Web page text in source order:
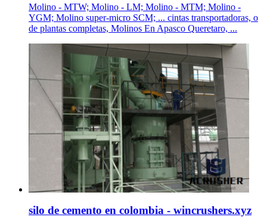
Molino - MTW; Molino - LM; Molino - MTM; Molino -
YGM; Molino super-micro SCM; ... cintas transportadoras, o
de plantas completas, Molinos En Apasco Queretaro, ...
silo de cemento en colombia - wincrushers.xyz